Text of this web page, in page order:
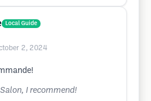
Local Guide
2, 2024
I recommend!